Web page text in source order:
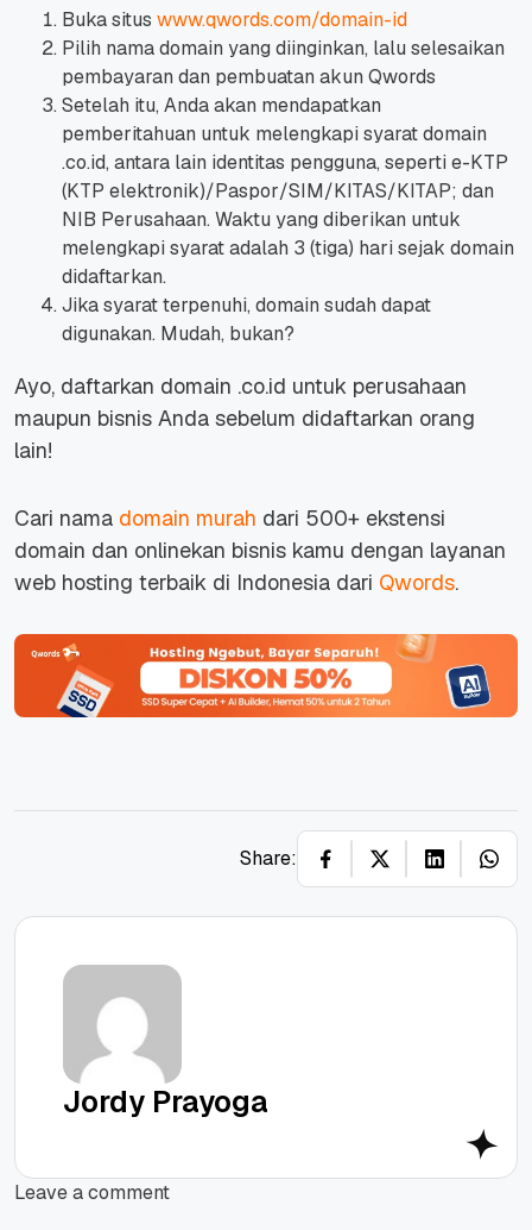
Buka situs www.qwords.com/domain-id
Pilih nama domain yang diinginkan, lalu selesaikan
pembayaran dan pembuatan akun Qwords
Setelah itu, Anda akan mendapatkan
pemberitahuan untuk melengkapi syarat domain
.co.id, antara lain identitas pengguna, seperti e-KTP
(KTP elektronik)/Paspor/SIM/KITAS/KITAP; dan
NIB Perusahaan. Waktu yang diberikan untuk
melengkapi syarat adalah 3 (tiga) hari sejak domain
didaftarkan.
Jika syarat terpenuhi, domain sudah dapat
digunakan. Mudah, bukan?
Ayo, daftarkan domain .co.id untuk perusahaan
maupun bisnis Anda sebelum didaftarkan orang
lain!
Cari nama domain murah dari 500+ ekstensi
domain dan onlinekan bisnis kamu dengan layanan
web hosting terbaik di Indonesia dari Qwords.
Share:
Jordy Prayoga
Leave a comment